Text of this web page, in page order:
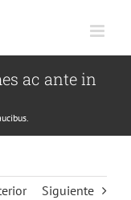
ac ante in
Siguiente